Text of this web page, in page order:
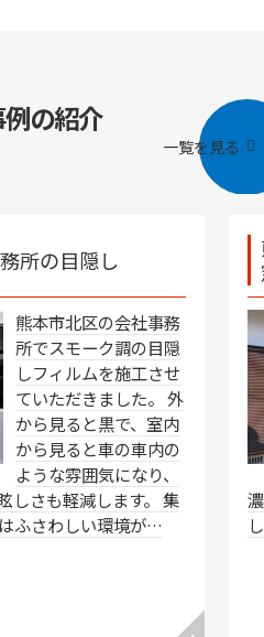
の紹介
一覧を見る
所の目隠し
熊本市北区の会社事務
所でスモーク調の目隠
しフィルムを施工させ
ていただきました。 外
から見ると黒で、室内
から見ると車の車内の
ような雰囲気になり、
しさも軽減します。 集
ふさわしい環境が…